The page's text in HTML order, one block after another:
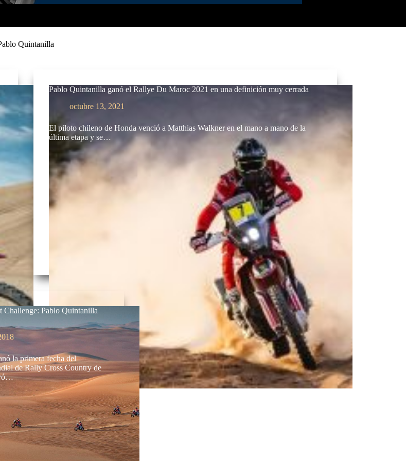
Quintanilla
Pablo Quintanilla ganó el Rallye Du Maroc 2021 en una definición muy cerrada
octubre 13, 2021
El piloto chileno de Honda venció a Matthias Walkner en el mano a mano de la
última etapa y se…
Challenge: Pablo Quintanilla
la primera fecha del
de Rally Cross Country de